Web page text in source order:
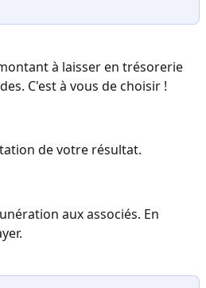
à laisser en trésorerie
C'est à vous de choisir !
de votre résultat.
aux associés. En